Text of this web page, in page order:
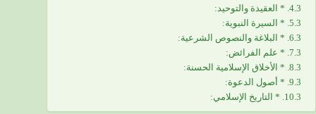
* العقيدة والتوحيد:
* السيرة النبوية:
* البلاغة والنصوص الشرعية:
* علم الفرائض:
* الأخلاق الإسلامية الحسنة:
* أصول الدعوة:
* التاريخ الإسلامي: